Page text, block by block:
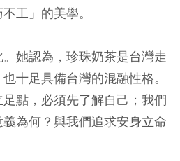
工」的美學。
她認為，珍珠奶茶是台灣走
十足具備台灣的混融性格。
點，必須先了解自己；我們
為何？與我們追求安身立命